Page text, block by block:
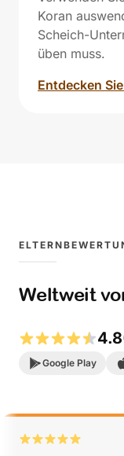
Koran
Scheich-
üben muss.
Entdecken
Weltweit
4.8
Google Play